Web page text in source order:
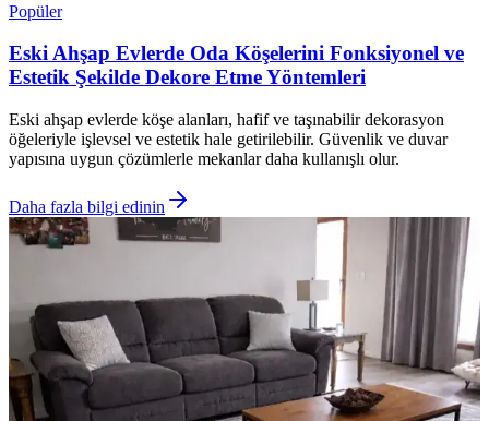
Popüler
Eski Ahşap Evlerde Oda Köşelerini Fonksiyonel ve
Estetik Şekilde Dekore Etme Yöntemleri
Eski ahşap evlerde köşe alanları, hafif ve taşınabilir dekorasyon
öğeleriyle işlevsel ve estetik hale getirilebilir. Güvenlik ve duvar
yapısına uygun çözümlerle mekanlar daha kullanışlı olur.
Daha fazla bilgi edinin